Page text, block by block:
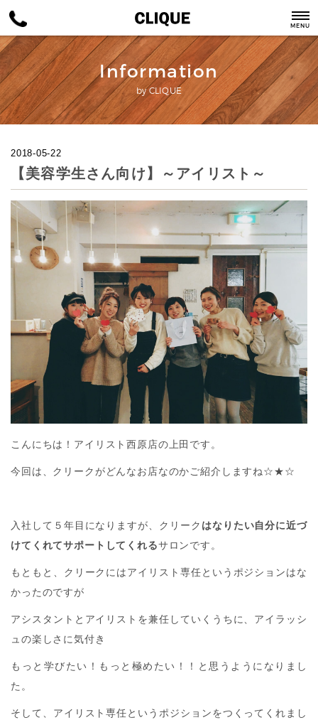
MENU
Information
by CLIQUE
2018-05-22
【美容学生さん向け】～アイリスト～
こんにちは！アイリスト西原店の上田です。
今回は、クリークがどんなお店なのかご紹介しますね☆★☆
入社して５年目になりますが、クリーク はなりたい自分に近づ
けてくれてサポートしてくれるサロンです。
もともと、クリークにはアイリスト専任というポジションはな
かったのですが
アシスタントとアイリストを兼任していくうちに、アイラッシ
ュの楽しさに気付き
もっと学びたい！もっと極めたい！！と思うようになりまし
た。
そして、アイリスト専任というポジションをつくってくれまし